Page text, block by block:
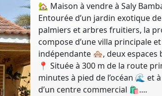
🏡 Maison à vendre à Saly
Entourée d’un jardin exotique de
palmiers et arbres fruitiers, la
compose d’une villa principale
indépendante 🏘️, deux espaces
📍 Située à 300 m de la route
minutes à pied de l’océan 🌊 et
d’un centre commercial 🛍️....